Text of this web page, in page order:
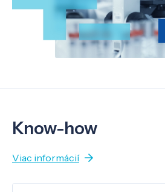
Know-how
Viac informácií